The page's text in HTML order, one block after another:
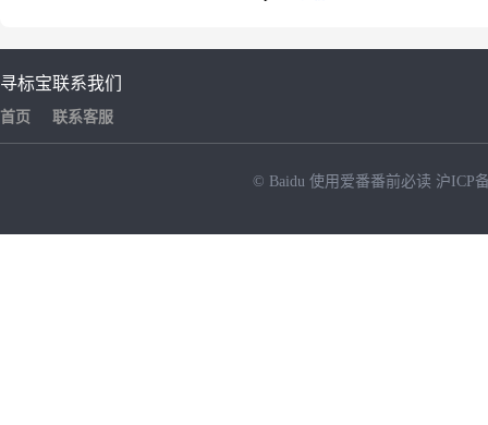
寻标宝
首页
联系我们
联系客服
© Baidu 使用爱番番前必读 沪ICP